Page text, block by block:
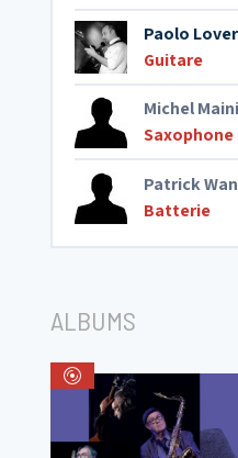
Paolo
Guitare
Michel
Patrick
Batterie
ALBUMS